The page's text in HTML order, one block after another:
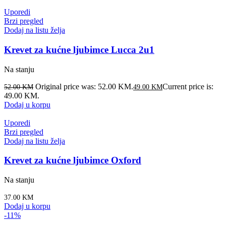
Uporedi
Brzi pregled
Dodaj na listu želja
Krevet za kućne ljubimce Lucca 2u1
Na stanju
52.00KM Original price was: 52.00 KM.49.00 KMCurrent price is:
49.00 KM.
Dodaj u korpu
Uporedi
Brzi pregled
Dodaj na listu želja
Krevet za kućne ljubimce Oxford
Na stanju
37.00 KM
Dodaj u korpu
-11%